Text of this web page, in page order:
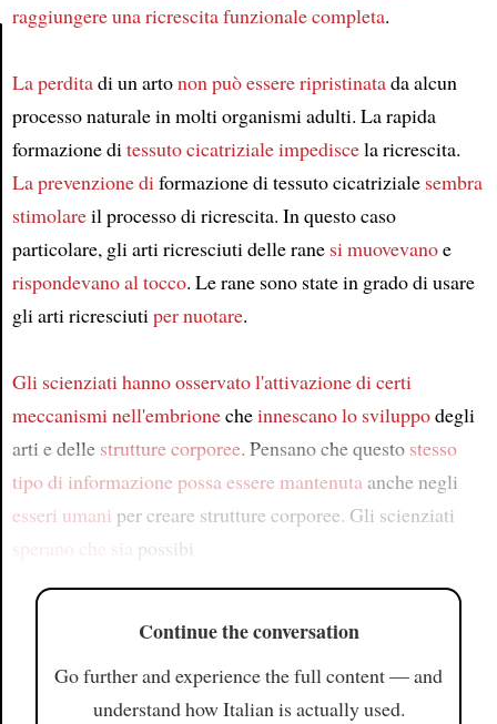
Article
raggiungereuna ricrescita funzionale completa.
La perditadi un artonon può essere ripristinatada alcun
processo naturale in molti organismi adulti. La rapida
formazione di tessuto cicatrizialeimpediscela ricrescita.
La prevenzione di formazione di tessuto cicatriziale sembra
stimolareil processo di ricrescita. In questo caso
particolare, gli arti ricresciuti delle rane si muovevanoe
rispondevano al tocco. Le rane sono state in grado di usare
gli arti ricresciuti per nuotare.
Gli scienziati hanno osservato l'attivazione di certi
meccanismi nell'embrionecheinnescanolo sviluppodegli
arti e delle strutture corporee. Pensano che questo stesso
tipo di informazione possa essere mantenuta anche negli
esseri umani per creare strutture corporee. Gli scienziati
sperano che
sia possibi
Continue the conversation
Go further and experience the full content — and
understand how Italian is actually used.